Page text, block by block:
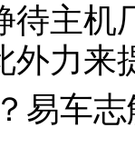
待主机
外力来